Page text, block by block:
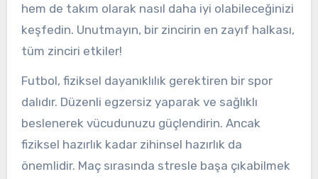
hem de takım olarak nasıl daha iyi olabileceğinizi
keşfedin. Unutmayın, bir zincirin en zayıf halkası,
tüm zinciri etkiler!
Futbol, fiziksel dayanıklılık gerektiren bir spor
dalıdır. Düzenli egzersiz yaparak ve sağlıklı
beslenerek vücudunuzu güçlendirin. Ancak
fiziksel hazırlık kadar zihinsel hazırlık da
önemlidir. Maç sırasında stresle başa çıkabilmek